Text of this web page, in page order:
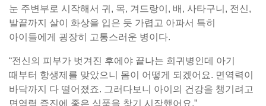
눈 주변부로 시작해서 귀, 목, 겨드랑이, 배, 사타구니, 전신,
발끝까지 살이 화상을 입은 듯 가렵고 아파서 특히
아이들에게 굉장히 고통스러운 병이다.
“전신의 피부가 벗겨진 후에야 끝나는 희귀병인데 아기
때부터 항생제를 맞았으니 몸이 어떻게 되겠어요. 면역력이
바닥까지 다 떨어졌죠. 그러다보니 아이의 건강을 챙기려고
면역력 증진에 좋은 식품을 찾기 시작했어요.”